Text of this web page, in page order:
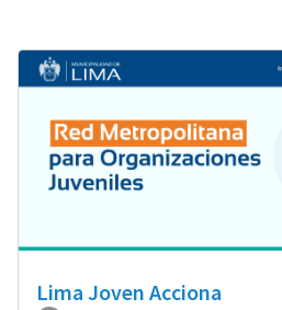
Lima Joven Acciona